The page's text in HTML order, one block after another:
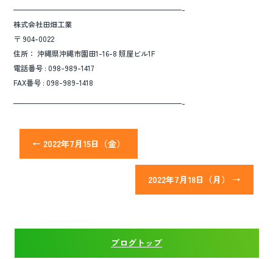
———————————————————————-
株式会社田畑工業
〒 904-0022
住所： 沖縄県沖縄市園田1-16-8 照屋ビル1F
電話番号 : 098-989-1417
FAX番号 : 098-989-1418
———————————————————————-
← 2022年7月15日（金）
2022年7月18日（月） →
ブログトップ